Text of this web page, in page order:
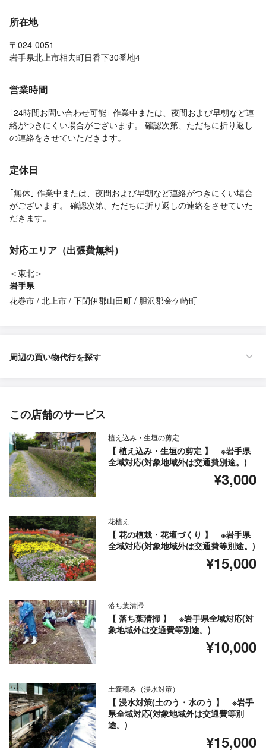
所在地
〒024-0051
岩手県北上市相去町日香下30番地4
営業時間
｢24時間お問い合わせ可能｣ 作業中または、夜間および早朝など連
絡がつきにくい場合がございます。 確認次第、ただちに折り返し
の連絡をさせていただきます。
定休日
｢無休｣ 作業中または、夜間および早朝など連絡がつきにくい場合
がございます。 確認次第、ただちに折り返しの連絡をさせていた
だきます。
対応エリア（出張費無料）
＜東北＞
岩手県
花巻市 北上市 下閉伊郡山田町 胆沢郡金ケ崎町
周辺の買い物代行を探す
この店舗のサービス
植え込み・生垣の剪定
【 植え込み・生垣の剪定 】 ※岩手県
全域対応(対象地域外は交通費別途。)
¥3,000
花植え
【 花の植栽・花壇づくり 】 ※岩手県
全域対応(対象地域外は交通費等別途。)
¥15,000
落ち葉清掃
【 落ち葉清掃 】 ※岩手県全域対応(対
象地域外は交通費等別途。)
¥10,000
土嚢積み（浸水対策）
【 浸水対策(土のう・水のう 】 ※岩手
県全域対応(対象地域外は交通費等別
途。)
¥15,000